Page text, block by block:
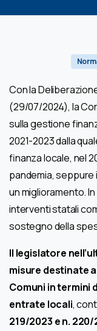
Con la
(29/07/2024), la
sulla gestione
2021-2023 dalla
finanza locale, nel
pandemia,
un miglioramento.
interventi statali
sostegno della
Il legislatore
misure destinate
Comuni in termini
entrate locali,
219/2023 e n.